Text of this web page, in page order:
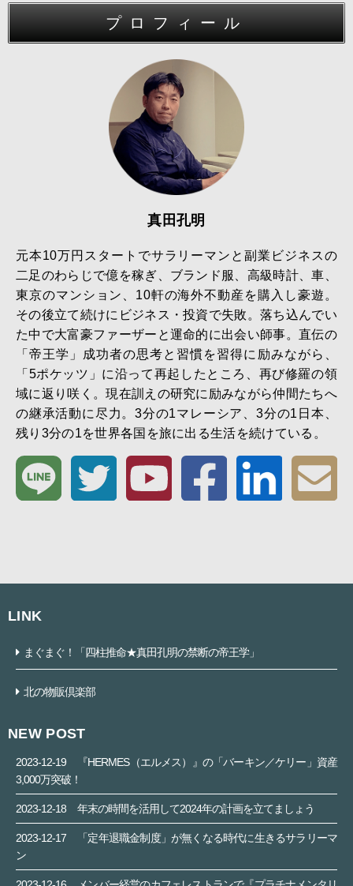
プロフィール
真田孔明
元本10万円スタートでサラリーマンと副業ビジネスの
二足のわらじで億を稼ぎ、ブランド服、高級時計、車、
東京のマンション、10軒の海外不動産を購入し豪遊。
その後立て続けにビジネス・投資で失敗。落ち込んでい
た中で大富豪ファーザーと運命的に出会い師事。直伝の
「帝王学」成功者の思考と習慣を習得に励みながら、
「5ポケッツ」に沿って再起したところ、再び修羅の領
域に返り咲く。現在訓えの研究に励みながら仲間たちへ
の継承活動に尽力。3分の1マレーシア、3分の1日本、
残り3分の1を世界各国を旅に出る生活を続けている。
LINK
まぐまぐ！「四柱推命★真田孔明の禁断の帝王学」
北の物販倶楽部
NEW POST
2023-12-19
『HERMES（エルメス）』の「バーキン／ケリー」資産
3,000万突破！
2023-12-18 年末の時間を活用して2024年の計画を立てましょう
2023-12-17
「定年退職金制度」が無くなる時代に生きるサラリーマ
ン